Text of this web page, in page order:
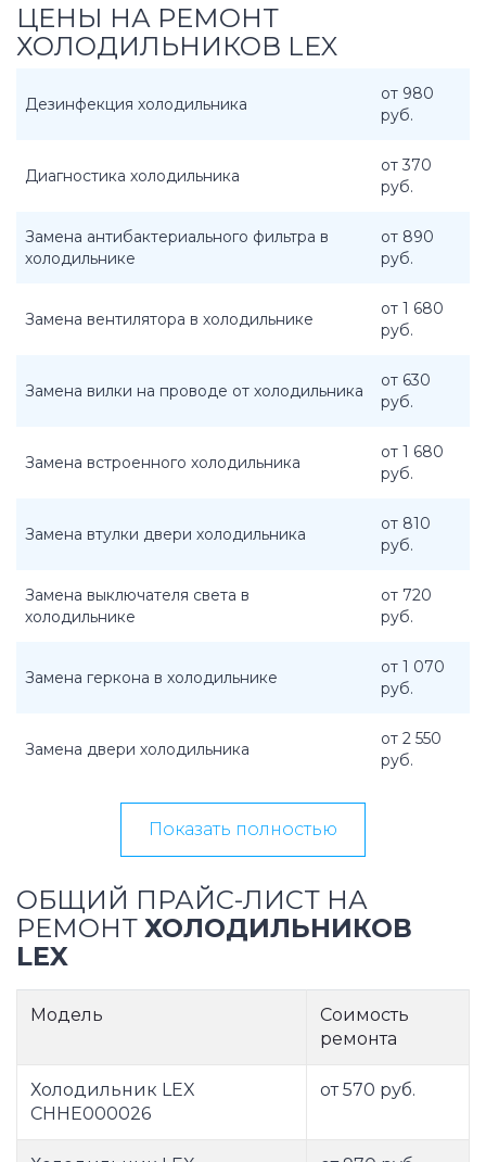
ЦЕНЫ НА РЕМОНТ
ХОЛОДИЛЬНИКОВ LEX
Дезинфекция холодильника
от 980
руб.
Диагностика холодильника
от 370
руб.
Замена антибактериального фильтра в
холодильнике
от 890
руб.
Замена вентилятора в холодильнике
от 1 680
руб.
Замена вилки на проводе от холодильника
от 630
руб.
Замена встроенного холодильника
от 1 680
руб.
Замена втулки двери холодильника
от 810
руб.
Замена выключателя света в
холодильнике
от 720
руб.
Замена геркона в холодильнике
от 1 070
руб.
Замена двери холодильника
от 2 550
руб.
Показать полностью
ОБЩИЙ ПРАЙС-ЛИСТ НА
РЕМОНТ ХОЛОДИЛЬНИКОВ
LEX
Модель
Соимость
ремонта
Холодильник LEX
CHHE000026
от 570 руб.